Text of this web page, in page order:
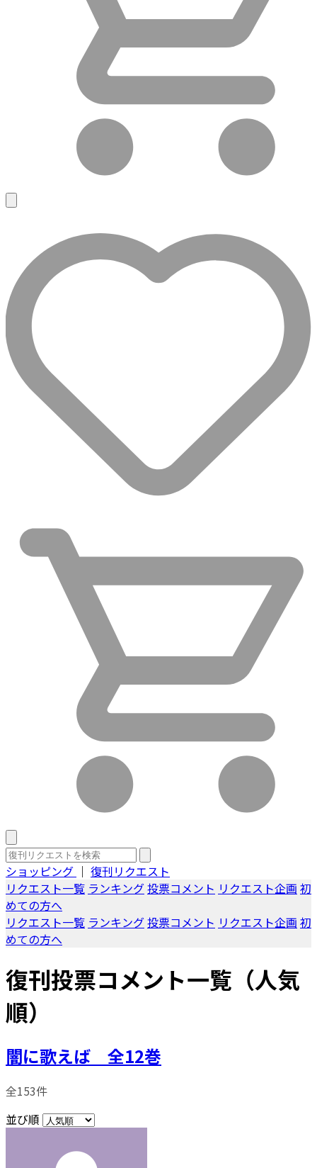
ショッピング ｜ 復刊リクエスト
リクエスト一覧 ランキング投票コメント リクエスト企画 初
めての方へ
リクエスト一覧 ランキング投票コメント リクエスト企画 初
めての方へ
復刊投票コメント一覧（人気
順）
闇に歌えば 全12巻
全153件
並び順